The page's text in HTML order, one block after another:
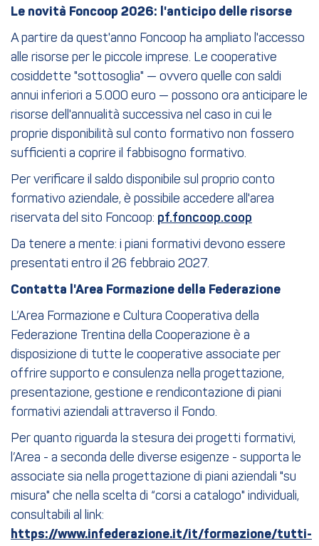
Le novità Foncoop 2026: l'anticipo delle risorse
A partire da quest'anno Foncoop ha ampliato l'accesso
alle risorse per le piccole imprese. Le cooperative
cosiddette "sottosoglia" — ovvero quelle con saldi
annui inferiori a 5.000 euro — possono ora anticipare le
risorse dell'annualità successiva nel caso in cui le
proprie disponibilità sul conto formativo non fossero
sufficienti a coprire il fabbisogno formativo.
Per verificare il saldo disponibile sul proprio conto
formativo aziendale, è possibile accedere all'area
riservata del sito Foncoop: pf.foncoop.coop
Da tenere a mente: i piani formativi devono essere
presentati entro il 26 febbraio 2027.
Contatta l'Area Formazione della Federazione
L’Area Formazione e Cultura Cooperativa della
Federazione Trentina della Cooperazione è a
disposizione di tutte le cooperative associate per
offrire supporto e consulenza nella progettazione,
presentazione, gestione e rendicontazione di piani
formativi aziendali attraverso il Fondo.
Per quanto riguarda la stesura dei progetti formativi,
l’Area - a seconda delle diverse esigenze - supporta le
associate sia nella progettazione di piani aziendali "su
misura" che nella scelta di “corsi a catalogo" individuali,
consultabili al link:
https://www.infederazione.it/it/formazione/tutti-